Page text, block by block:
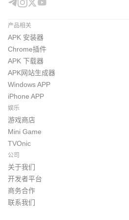
产品相关
APK 安装器
Chrome插件
APK 下载器
APK网站生成器
Windows APP
iPhone APP
娱乐
游戏商店
Mini Game
TVOnic
公司
关于我们
开发者平台
商务合作
联系我们